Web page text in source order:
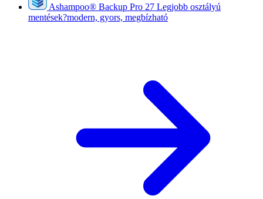
Ashampoo® Backup Pro 27 Legjobb osztályú
mentések?modern, gyors, megbízható